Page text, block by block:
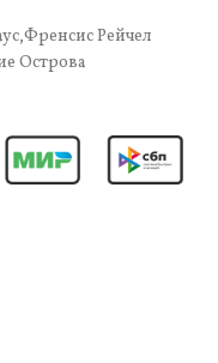
Рейчел
Острова